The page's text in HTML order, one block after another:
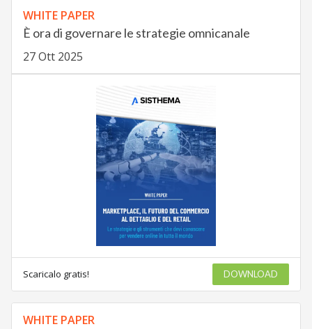
WHITE PAPER
È ora di governare le strategie omnicanale
27 Ott 2025
Scaricalo gratis! DOWNLOAD
WHITE PAPER